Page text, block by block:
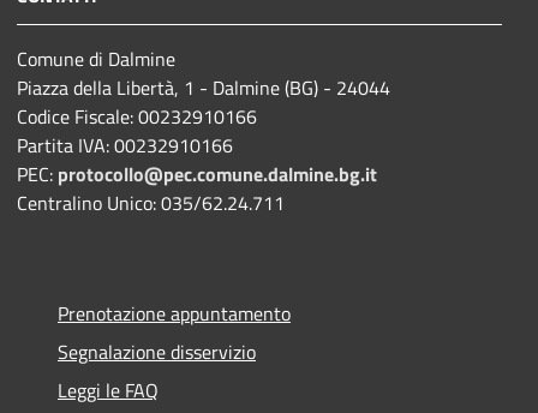
Comune di Dalmine
Piazza della Libertà, 1 - Dalmine (BG) - 24044
Codice Fiscale: 00232910166
Partita IVA: 00232910166
PEC: protocollo@pec.comune.dalmine.bg.it
Centralino Unico: 035/62.24.711
Prenotazione appuntamento
Segnalazione disservizio
Leggi le FAQ